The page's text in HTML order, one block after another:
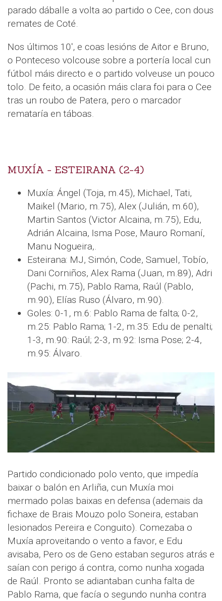
parado dáballe a volta ao partido o Cee, con dous
remates de Coté.
Nos últimos 10', e coas lesións de Aitor e Bruno,
o Ponteceso volcouse sobre a portería local cun
fútbol máis directo e o partido volveuse un pouco
tolo. De feito, a ocasión máis clara foi para o Cee
tras un roubo de Patera, pero o marcador
remataría en táboas.
MUXÍA - ESTEIRANA (2-4)
Muxía: Ángel (Toja, m.45), Michael, Tati,
Maikel (Mario, m.75), Alex (Julián, m.60),
Martin Santos (Victor Alcaina, m.75), Edu,
Adrián Alcaina, Isma Pose, Mauro Romaní,
Manu Nogueira,.
Esteirana: MJ, Simón, Code, Samuel, Tobío,
Dani Corniños, Alex Rama (Juan, m.89), Adri
(Pachi, m.75), Pablo Rama, Raúl (Pablo,
m.90), Elías Ruso (Álvaro, m.90).
Goles: 0-1, m.6: Pablo Rama de falta; 0-2,
m.25: Pablo Rama; 1-2, m.35: Edu de penalti;
1-3, m.90: Raúl; 2-3, m.92: Isma Pose; 2-4,
m.95: Álvaro.
Partido condicionado polo vento, que impedía
baixar o balón en Arliña, cun Muxía moi
mermado polas baixas en defensa (ademais da
fichaxe de Brais Mouzo polo Soneira, estaban
lesionados Pereira e Conguito). Comezaba o
Muxía aproveitando o vento a favor, e Edu
avisaba, Pero os de Geno estaban seguros atrás e
saían con perigo á contra, como nunha xogada
de Raúl. Pronto se adiantaban cunha falta de
Pablo Rama, que facía o segundo nunha contra